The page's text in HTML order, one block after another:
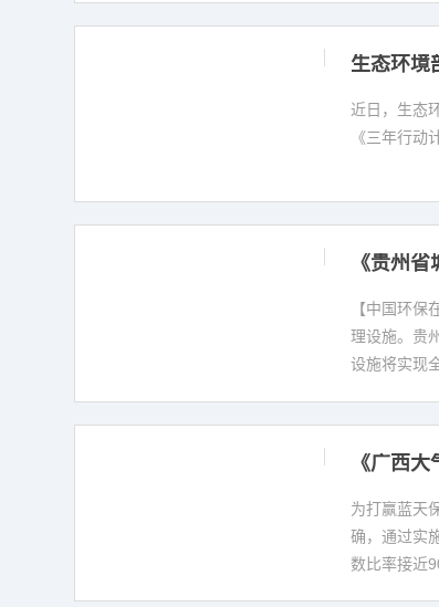
生态环境
近日，生态
《三年行动
《贵州
【中国环
理设施。贵
设施将实现
《广西
为打赢蓝天
确，通过实
数比率接近